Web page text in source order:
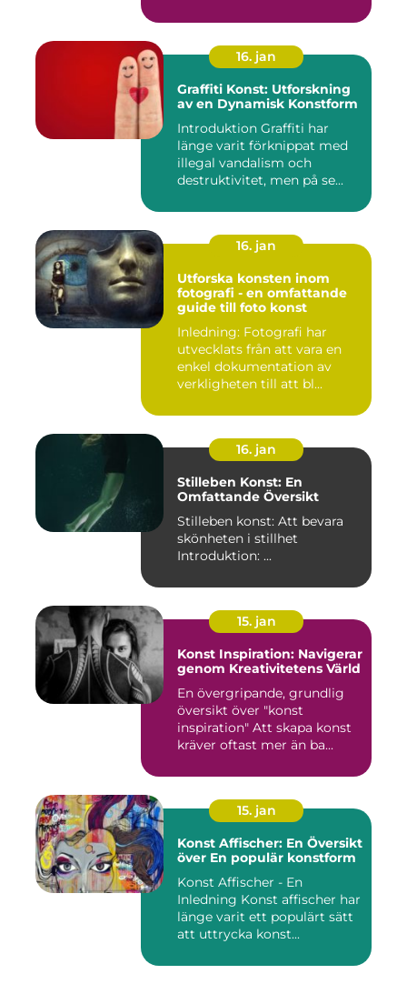
16. jan
Graffiti Konst: Utforskning
av en Dynamisk Konstform
Introduktion Graffiti har
länge varit förknippat med
illegal vandalism och
destruktivitet, men på se...
16. jan
Utforska konsten inom
fotografi - en omfattande
guide till foto konst
Inledning: Fotografi har
utvecklats från att vara en
enkel dokumentation av
verkligheten till att bl...
16. jan
Stilleben Konst: En
Omfattande Översikt
Stilleben konst: Att bevara
skönheten i stillhet
Introduktion: ...
15. jan
Konst Inspiration: Navigerar
genom Kreativitetens Värld
En övergripande, grundlig
översikt över "konst
inspiration" Att skapa konst
kräver oftast mer än ba...
15. jan
Konst Affischer: En Översikt
över En populär konstform
Konst Affischer - En
Inledning Konst affischer har
länge varit ett populärt sätt
att uttrycka konst...